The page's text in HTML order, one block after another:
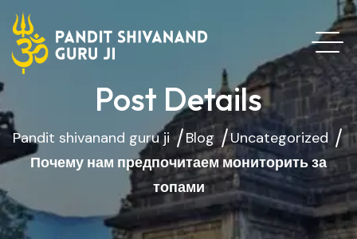
Post Details
Pandit shivanand guru ji Blog
Uncategorized
Почему нам предпочитаем мониторить за
топами